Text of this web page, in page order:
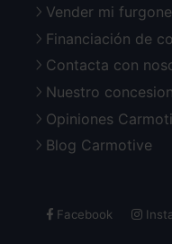
Vender mi
Financiación de
Contacta con
Nuestro
Opiniones
Blog Carmotive
Facebook